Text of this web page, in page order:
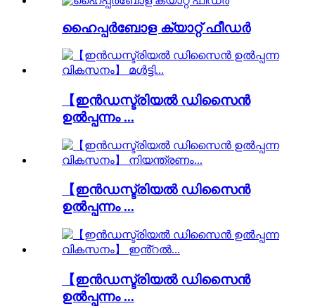
ഹൈപ്പർബോള ക്യാറ്റ് ഫീഡർ
【ഇൻഡസ്ട്രിയൽ ഡിസൈൻ
ഉൽപ്പന്നം ...
【ഇൻഡസ്ട്രിയൽ ഡിസൈൻ
ഉൽപ്പന്നം ...
【ഇൻഡസ്ട്രിയൽ ഡിസൈൻ
ഉൽപ്പന്നം ...